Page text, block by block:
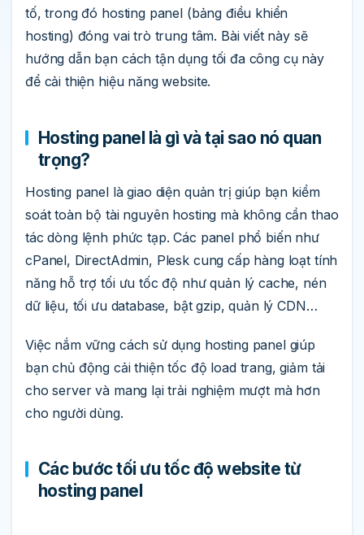
tố, trong đó hosting panel (bảng điều khiển
hosting) đóng vai trò trung tâm. Bài viết này sẽ
hướng dẫn bạn cách tận dụng tối đa công cụ này
để cải thiện hiệu năng website.
Hosting panel là gì và tại sao nó quan
trọng?
Hosting panel là giao diện quản trị giúp bạn kiểm
soát toàn bộ tài nguyên hosting mà không cần thao
tác dòng lệnh phức tạp. Các panel phổ biến như
cPanel, DirectAdmin, Plesk cung cấp hàng loạt tính
năng hỗ trợ tối ưu tốc độ như quản lý cache, nén
dữ liệu, tối ưu database, bật gzip, quản lý CDN…
Việc nắm vững cách sử dụng hosting panel giúp
bạn chủ động cải thiện tốc độ load trang, giảm tải
cho server và mang lại trải nghiệm mượt mà hơn
cho người dùng.
Các bước tối ưu tốc độ website từ
hosting panel